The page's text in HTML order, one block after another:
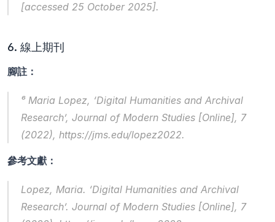
[accessed 25 October 2025].
6. 線上期刊
腳註：
⁶ Maria Lopez, ‘Digital Humanities and Archival
Research’, Journal of Modern Studies [Online], 7
(2022), https://jms.edu/lopez2022.
參考文獻：
Lopez, Maria. ‘Digital Humanities and Archival
Research’. Journal of Modern Studies [Online], 7